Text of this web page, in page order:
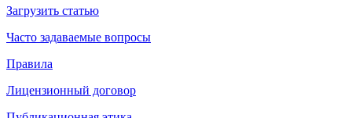
Загрузить статью
Часто задаваемые вопросы
Правила
Лицензионный договор